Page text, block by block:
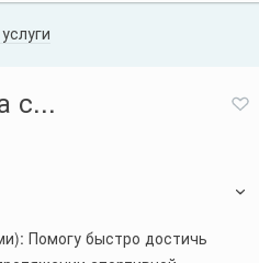
с...
Помогу быстро достичь